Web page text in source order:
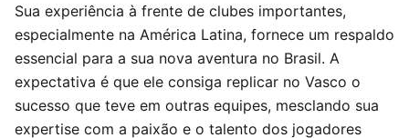
Sua experiência à frente de clubes importantes,
especialmente na América Latina, fornece um respaldo
essencial para a sua nova aventura no Brasil. A
expectativa é que ele consiga replicar no Vasco o
sucesso que teve em outras equipes, mesclando sua
expertise com a paixão e o talento dos jogadores